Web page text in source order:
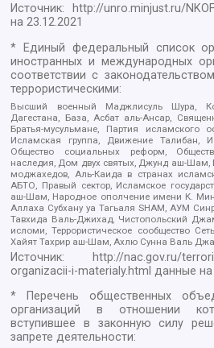
Источник: http://unro.minjust.ru/
на23.12.2021
* Единый федеральный список
иностранных и международных
соответствии с
террористическими:
Высший военный Маджлисуль Шура,
Дагестана, База, Асбат аль-Ансар,
Братья-мусульмане, Партия исламского
Исламская группа, Движение Талибан,
Общество социальных реформ,
наследия, Дом двух святых, Джунд аш-
моджахедов, Аль-Каида в странах
АБТО, Правый сектор, Исламское
аш-Шам, Народное ополчение имени К.
Аллаха Субхану уа Тагьаля SHAM, АУМ
Тавхида Валь-Джихад, Чистопольский
исломи, Террористическое сообщество
Хайят Тахрир аш-Шам, Ахлю Сунна Валь
Источник:
http://nac.gov.ru/
organizacii-i-materialy.html данные
* Перечень общественных
организаций в отношении
вступившее в законную силу
запрете деятельности: